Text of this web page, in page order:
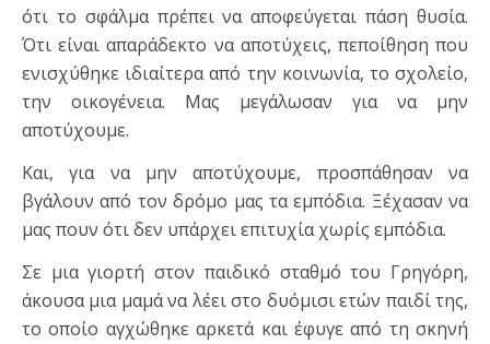
ότι το σφάλμα πρέπει να αποφεύγεται πάση θυσία.
Ότι είναι απαράδεκτο να αποτύχεις, πεποίθηση που
ενισχύθηκε ιδιαίτερα από την κοινωνία, το σχολείο,
την οικογένεια. Μας μεγάλωσαν για να μην
αποτύχουμε.
Και, για να μην αποτύχουμε, προσπάθησαν να
βγάλουν από τον δρόμο μας τα εμπόδια. Ξέχασαν να
μας πουν ότι δεν υπάρχει επιτυχία χωρίς εμπόδια.
Σε μια γιορτή στον παιδικό σταθμό του Γρηγόρη,
άκουσα μια μαμά να λέει στο δυόμισι ετών παιδί της,
το οποίο αγχώθηκε αρκετά και έφυγε από τη σκηνή